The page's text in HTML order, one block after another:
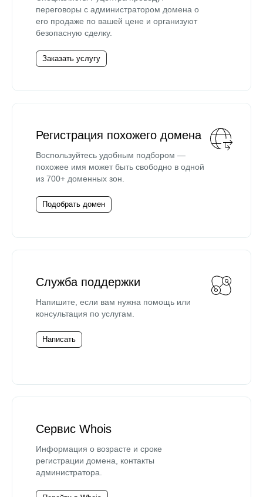
переговоры с администратором домена о
его продаже по вашей цене и организуют
безопасную сделку.
Заказать услугу
Регистрация похожего домена
Воспользуйтесь удобным подбором —
похожее имя может быть свободно в одной
из 700+ доменных зон.
Подобрать домен
Служба поддержки
Напишите, если вам нужна помощь или
консультация по услугам.
Написать
Сервис Whois
Информация о возрасте и сроке
регистрации домена, контакты
администратора.